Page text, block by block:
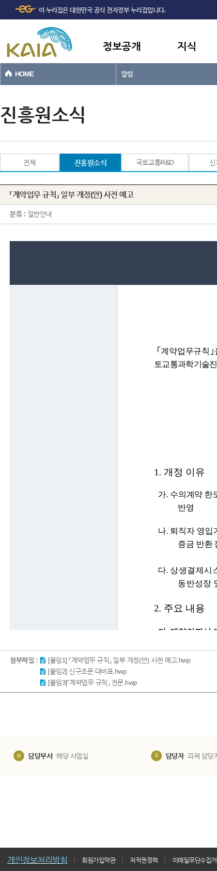
본문바로가기
이 누리집은 대한민국 공식 전자정부 누리집입니다.
정보공개 지식
HOME 알림
진흥원소식
전체 진흥원소식 국토교통R&D 신
「계약업무 규칙」 일부 개정(안) 사전 예고
분류 : 일반안내
첨부파일 :
[붙임1] 「계약업무 규칙」 일부 개정(안) 사전 예고.hwp
[붙임2] 신구조문 대비표.hwp
[붙임3]「계약업무 규칙」 전문.hwp
담당부서 해당 사업실 담당자 과제 담당
개인정보처리방침 회원가입약관 저작권정책 이메일무단수집